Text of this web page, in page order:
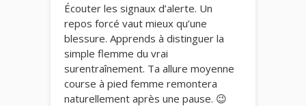
Écouter les signaux d’alerte. Un
repos forcé vaut mieux qu’une
blessure. Apprends à distinguer la
simple flemme du vrai
surentraînement. Ta allure moyenne
course à pied femme remontera
naturellement après une pause. 😉